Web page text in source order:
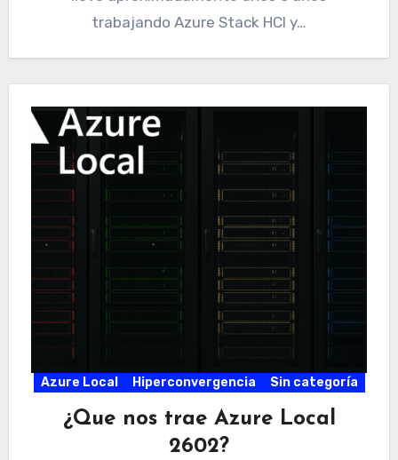
trabajando Azure Stack HCI y…
Azure Local Hiperconvergencia Sin categoría
¿Que nos trae Azure Local
2602?